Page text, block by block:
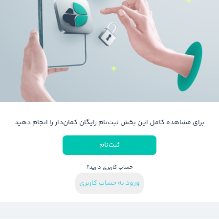
برای مشاهده کامل این بخش ثبت‌نام رایگان کمان‌دار را انجام دهید
ثبت‌نام
حساب کاربری دارید؟
ورود به حساب کاربری